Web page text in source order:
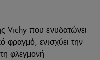
Vichy που ενυδατώνει
φραγμό, ενισχύει την
φλεγμονή